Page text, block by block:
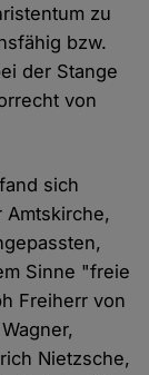
zu
bzw.
der Stange
von
sich
Amtskirche,
Sinne "freie
Freiherr von
Nietzsche,